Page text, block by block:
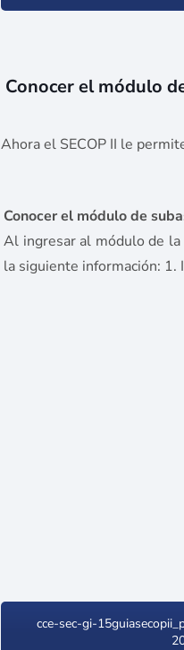
Conocer el módulo
Ahora el SECOP II le
Conocer el módulo de
Al ingresar al módulo de
la siguiente información: 1.
cce-sec-gi-